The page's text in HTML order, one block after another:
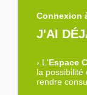
J'AI
› L'Espace
la possibilité
rendre
Connexion